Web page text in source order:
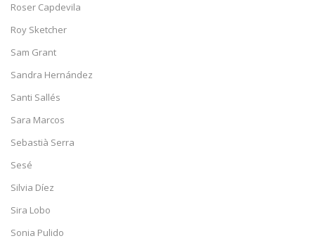
Roser Capdevila
Roy Sketcher
Sam Grant
Sandra Hernández
Santi Sallés
Sara Marcos
Sebastià Serra
Sesé
Silvia Díez
Sira Lobo
Sonia Pulido